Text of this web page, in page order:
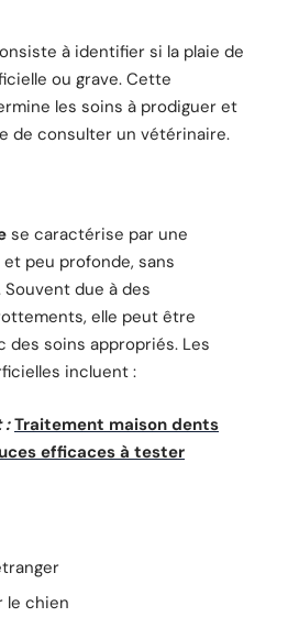
à identifier si la plaie de
ou grave. Cette
les soins à prodiguer et
de consulter un vétérinaire.
se caractérise par une
peu profonde, sans
due à des
elle peut être
des soins appropriés. Les
incluent :
: Traitement maison dents
efficaces à tester
le chien